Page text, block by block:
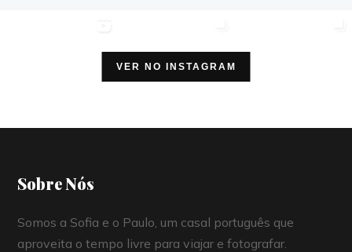
VER NO INSTAGRAM
Sobre Nós
Somos a Sofia e o Paulo, um casal português que
aproveita o tempo livre para viajar e fotografar.